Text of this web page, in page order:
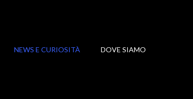
NEWS E CURIOSITÀ DOVE SIAMO